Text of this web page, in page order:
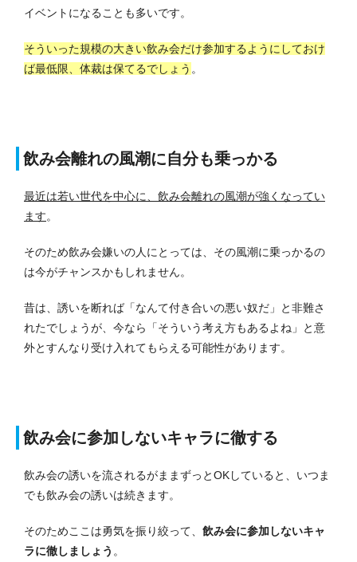
イベントになることも多いです。
そういった規模の大きい飲み会だけ参加するようにしておけ
ば最低限、体裁は保てるでしょう 。
飲み会離れの風潮に自分も乗っかる
最近は若い世代を中心に、飲み会離れの風潮が強くなってい
ます。
そのため飲み会嫌いの人にとっては、その風潮に乗っかるの
は今がチャンスかもしれません。
昔は、誘いを断れば「なんて付き合いの悪い奴だ」と非難さ
れたでしょうが、今なら「そういう考え方もあるよね」と意
外とすんなり受け入れてもらえる可能性があります。
飲み会に参加しないキャラに徹する
飲み会の誘いを流されるがままずっとOKしていると、いつま
でも飲み会の誘いは続きます。
そのためここは勇気を振り絞って、 飲み会に参加しないキャ
ラに徹しましょう 。